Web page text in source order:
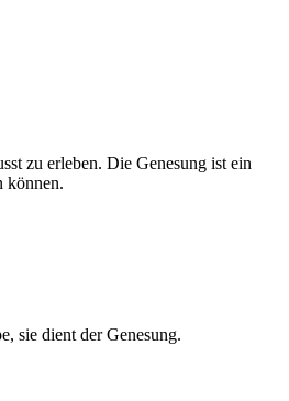
zu erleben. Die Genesung ist ein
können.
sie dient der Genesung.